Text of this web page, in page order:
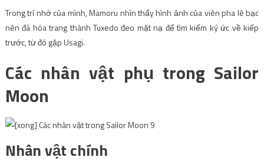
Trong trí nhớ của mình, Mamoru nhìn thấy hình ảnh của viên pha lê bạc
nên đã hóa trang thành Tuxedo đeo mặt nạ để tìm kiếm ký ức về kiếp
trước, từ đó gặp Usagi.
Các nhân vật phụ trong Sailor
Moon
Nhân vật chính